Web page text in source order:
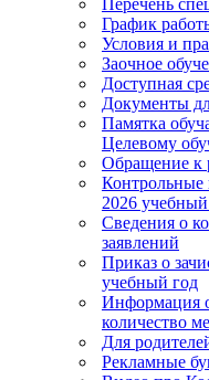
Перечень
График
Условия и
Заочное
Доступная
Документы
Памятка
Целевому
Обращение к
2026
Сведения о
заявлений
Приказ о
учебный год
Информация
количество
Для
Рекламные